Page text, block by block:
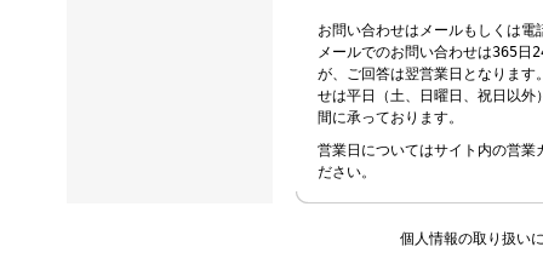
お問い合わせはメールもしくは電
メールでのお問い合わせは365日
が、ご回答は翌営業日となります
せは平日（土、日曜日、祝日以
間に承っております。
営業日についてはサイト内の営業
ださい。
個人情報の取り扱い